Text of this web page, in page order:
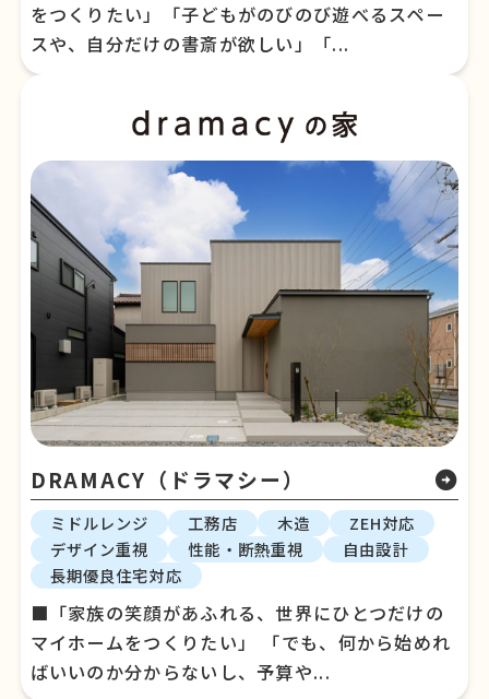
をつくりたい」「子どもがのびのび遊べるスペー
スや、自分だけの書斎が欲しい」「...
DRAMACY（ドラマシー） arrow_circle_right
ミドルレンジ 工務店 木造
ZEH対応
デザイン重視
性能・断熱重視
自由設計
長期優良住宅対応
■「家族の笑顔があふれる、世界にひとつだけの
マイホームをつくりたい」 「でも、何から始めれ
ばいいのか分からないし、予算や...